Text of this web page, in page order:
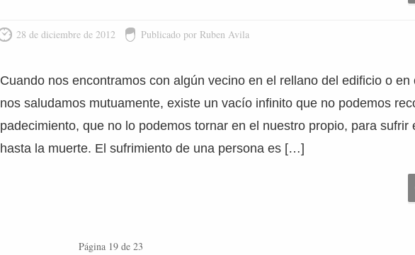
28 de diciembre de 2012 Publicado por Ruben Avila
Cuando nos encontramos con algún vecino en el rellano del edificio o en
nos saludamos mutuamente, existe un vacío infinito que no podemos
padecimiento, que no lo podemos tornar en el nuestro propio, para sufrir
hasta la muerte. El sufrimiento de una persona es […]
Página 19 de 23